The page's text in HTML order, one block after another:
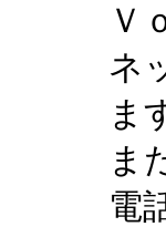
Ｖ
ネ
ま
ま
電